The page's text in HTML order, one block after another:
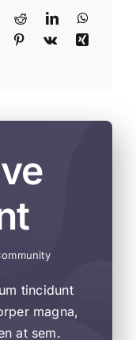
tincidunt
magna,
at sem.